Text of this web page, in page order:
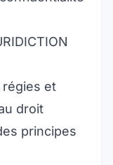
régies et
droit
principes